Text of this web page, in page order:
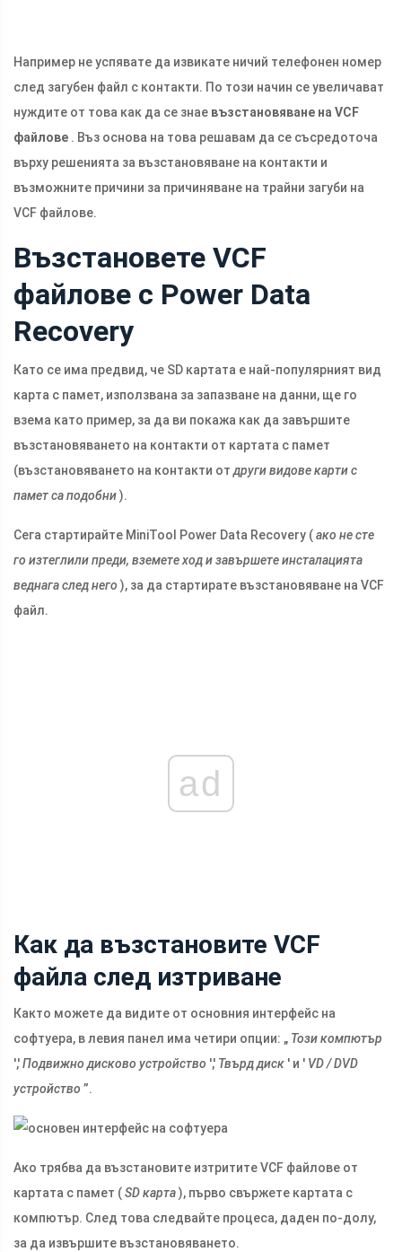
Например не успявате да извикате ничий телефонен номер
след загубен файл с контакти. По този начин се увеличават
нуждите от това как да се знае възстановяване на VCF
файлове . Въз основа на това решавам да се съсредоточа
върху решенията за възстановяване на контакти и
възможните причини за причиняване на трайни загуби на
VCF файлове.
Възстановете VCF
файлове с Power Data
Recovery
Като се има предвид, че SD картата е най-популярният вид
карта с памет, използвана за запазване на данни, ще го
взема като пример, за да ви покажа как да завършите
възстановяването на контакти от картата с памет
(възстановяването на контакти от други видове карти с
памет са подобни).
Сега стартирайте MiniTool Power Data Recovery (ако не сте
го изтеглили преди, вземете ход и завършете инсталацията
веднага след него ), за да стартирате възстановяване на VCF
файл.
ad
Как да възстановите VCF
файла след изтриване
Както можете да видите от основния интерфейс на
софтуера, в левия панел има четири опции: „ Този компютър
','Подвижно дисково устройство ',' Твърд диск ' и ' VD / DVD
устройство ”.
Ако трябва да възстановите изтритите VCF файлове от
картата с памет (SD карта), първо свържете картата с
компютър. След това следвайте процеса, даден по-долу,
за да извършите възстановяването.